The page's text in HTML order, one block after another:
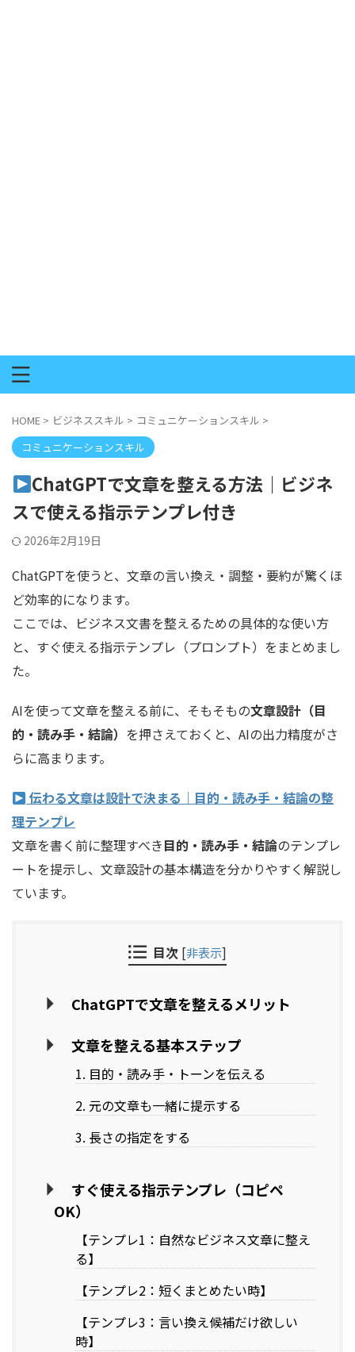
HOME > ビジネススキル > コミュニケーションスキル >
コミュニケーションスキル
ChatGPTで文章を整える方法｜ビジネ
スで使える指示テンプレ付き
2026年2月19日
ChatGPTを使うと、文章の言い換え・調整・要約が驚くほ
ど効率的になります。
ここでは、ビジネス文書を整えるための具体的な使い方
と、すぐ使える指示テンプレ（プロンプト）をまとめまし
た。
AIを使って文章を整える前に、そもそもの文章設計（目
的・読み手・結論） を押さえておくと、AIの出力精度がさ
らに高まります。
伝わる文章は設計で決まる｜目的・読み手・結論の整
理テンプレ
文章を書く前に整理すべき目的・読み手・結論のテンプレ
ートを提示し、文章設計の基本構造を分かりやすく解説し
ています。
目次 [非表示]
ChatGPTで文章を整えるメリット
文章を整える基本ステップ
1. 目的・読み手・トーンを伝える
2. 元の文章も一緒に提示する
3. 長さの指定をする
すぐ使える指示テンプレ（コピペ
OK）
【テンプレ1：自然なビジネス文章に整え
る】
【テンプレ2：短くまとめたい時】
【テンプレ3：言い換え候補だけ欲しい
時】